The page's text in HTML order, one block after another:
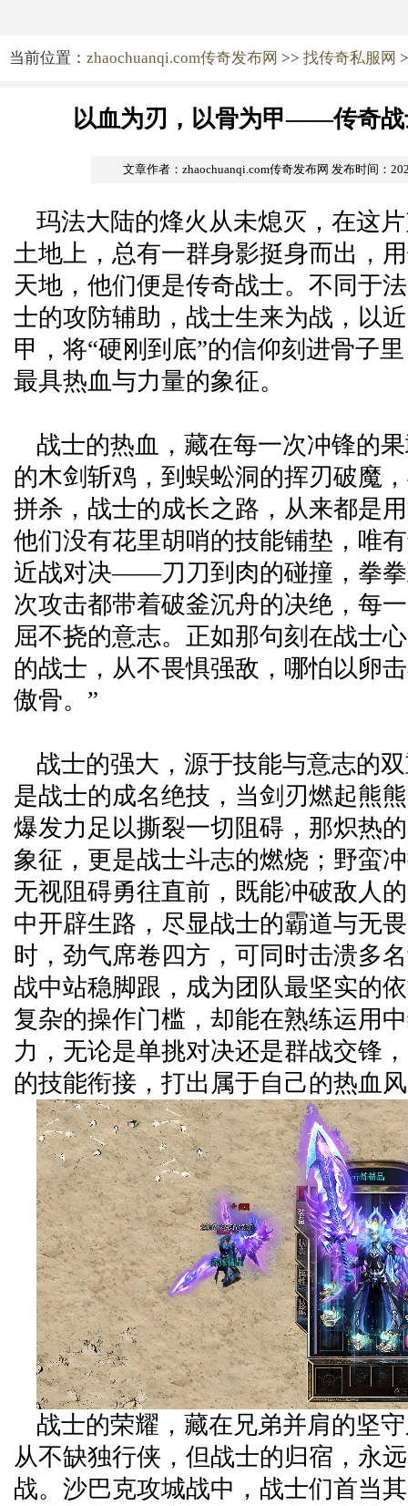
当前位置： zhaochuanqi.com传奇发布网 >> 找传奇私服网
以血为刃，以骨为甲——传奇战
文章作者：zhaochuanqi.com传奇发布网 发布时间：
玛法大陆的烽火从未熄灭，在这
土地上，总有一群身影挺身而出，
天地，他们便是传奇战士。不同于
士的攻防辅助，战士生来为战，以
甲，将“硬刚到底”的信仰刻进骨子
最具热血与力量的象征。
战士的热血，藏在每一次冲锋的
的木剑斩鸡，到蜈蚣洞的挥刃破魔
拼杀，战士的成长之路，从来都是
他们没有花里胡哨的技能铺垫，唯
近战对决——刀刀到肉的碰撞，拳
次攻击都带着破釜沉舟的决绝，每
屈不挠的意志。正如那句刻在战士
的战士，从不畏惧强敌，哪怕以卵
傲骨。”
战士的强大，源于技能与意志的
是战士的成名绝技，当剑刃燃起熊
爆发力足以撕裂一切阻碍，那炽热
象征，更是战士斗志的燃烧；野蛮
无视阻碍勇往直前，既能冲破敌人
中开辟生路，尽显战士的霸道与无
时，劲气席卷四方，可同时击溃多
战中站稳脚跟，成为团队最坚实的
复杂的操作门槛，却能在熟练运用
力，无论是单挑对决还是群战交锋
的技能衔接，打出属于自己的热血
战士的荣耀，藏在兄弟并肩的坚
从不缺独行侠，但战士的归宿，永
战。沙巴克攻城战中，战士们首当